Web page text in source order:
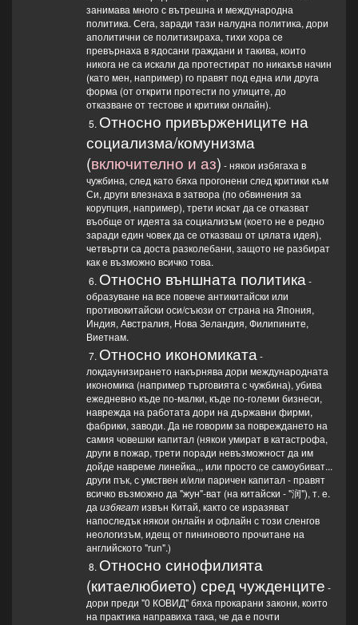
занимава много с вътрешна и международна
политика. Сега, заради тази налудна политика, дори
аполитични се политизираха, тихи хора се
превърнаха в ядосани граждани и такива, които
никога не са искали да протестират по никакъв начин
(като мен, например) го правят под една или друга
форма (от открити протести по улиците, до
отказване от тестове и критики онлайн).
5. Относно привържениците на
социализма/комунизма
(включително и аз) - някои избягаха в
чужбина, след като бяха прогонени след критики към
Си, други влезнаха в затвора (по обвинения за
корупция, например), трети искат да се отказват
въобще от идеята за социализъм (което не е редно
заради един човек да се отказваш от цялата идея),
четвърти са доста разколебани, защото не разбират
как е възможно всичко това.
6. Относно външната политика-
образуване на все повече антикитайски или
противокитайски оси/съюзи от страна на Япония,
Индия, Австралия, Нова Зеландия, Филипините,
Виетнам.
7. Относно икономиката-
локдаунизирането накърнява дори международната
икономика (например търговията с чужбина), убива
ежедневно къде по-малки, къде по-големи бизнеси,
наврежда на работата дори на държавни фирми,
фабрики, заводи. Да не говорим за повреждането на
самия човешки капитал (някои умират в катастрофа,
други в пожар, трети поради невъзможност да им
дойде навреме линейка,,, или просто се самоубиват...
други пък, с умствен и/или паричен капитал - правят
всичко възможно да "жун"-ват (на китайски - "润"), т. е.
даизбягатизвън Китай, както се изразяват
напоследък някои онлайн и офлайн с този сленгов
неологизъм, идещ от пининовото прочитане на
английското "run".)
8. Относно синофилията
(китаелюбието) сред чужденците -
дори преди "0 КОВИД" бяха прокарани закони, които
на практика направиха така, че да е почти